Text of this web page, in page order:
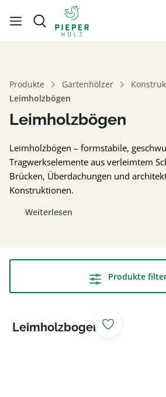
Produkte Gartenhölzer
Leimholzbögen
Leimholzbögen
Leimholzbögen – formstabile,
Tragwerkselemente aus verleimtem
Brücken, Überdachungen und
Konstruktionen.
Weiterlesen
Produkte
Leimholzbogen